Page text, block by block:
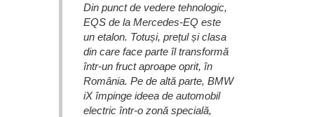
Din punct de vedere tehnologic,
EQS de la Mercedes-EQ este
un etalon. Totuși, prețul și clasa
din care face parte îl transformă
într-un fruct aproape oprit, în
România. Pe de altă parte, BMW
iX împinge ideea de automobil
electric într-o zonă specială,